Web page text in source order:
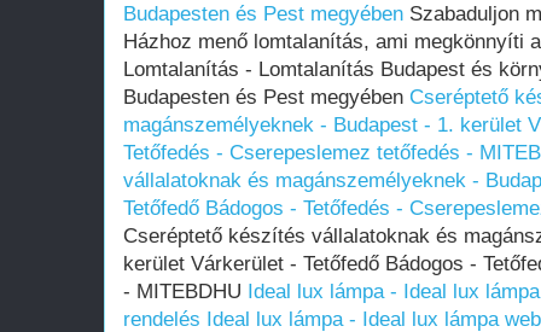
Budapesten és Pest megyében Szabaduljon
Házhoz menő lomtalanítás, ami megkönnyíti
Lomtalanítás - Lomtalanítás Budapest és
Budapesten és Pest megyében Cseréptető
magánszemélyeknek - Budapest - 1. kerület
Tetőfedés - Cserepeslemez tetőfedés -
vállalatoknak és magánszemélyeknek -
Tetőfedő Bádogos - Tetőfedés -
Cseréptető készítés vállalatoknak és
kerület Várkerület - Tetőfedő Bádogos -
- MITEBDHU Ideal lux lámpa - Ideal lux
rendelés Ideal lux lámpa - Ideal lux lámpa